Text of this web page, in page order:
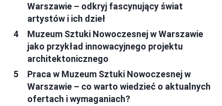
Warszawie – odkryj fascynujący świat
artystów i ich dzieł
Muzeum Sztuki Nowoczesnej w Warszawie
jako przykład innowacyjnego projektu
architektonicznego
Praca w Muzeum Sztuki Nowoczesnej w
Warszawie – co warto wiedzieć o aktualnych
ofertach i wymaganiach?